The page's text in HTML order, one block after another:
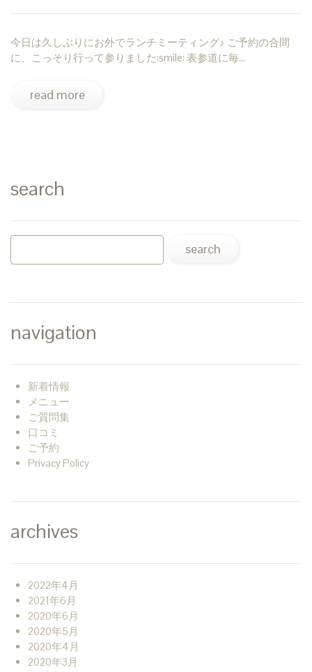
今日は久しぶりにお外でランチミーティング♪ ご予約の合間
に、こっそり行って参りました:smile: 表参道に毎…
read more
search
navigation
新着情報
メニュー
ご質問集
口コミ
ご予約
Privacy Policy
archives
2022年4月
2021年6月
2020年6月
2020年5月
2020年4月
2020年3月